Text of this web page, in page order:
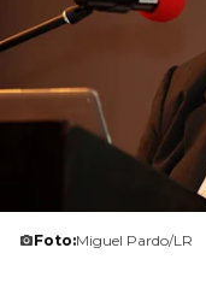
Foto:Miguel Pardo/LR